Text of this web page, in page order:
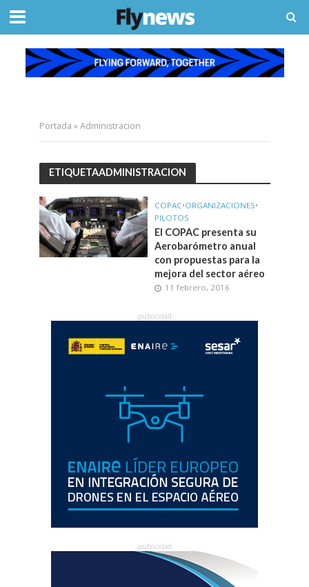
Portada »Administracion
ETIQUETAADMINISTRACION
COPAC•ORGANIZACIONES•
PILOTOS
El COPAC presenta su
Aerobarómetro anual
con propuestas para la
mejora del sector aéreo
11 febrero, 2016